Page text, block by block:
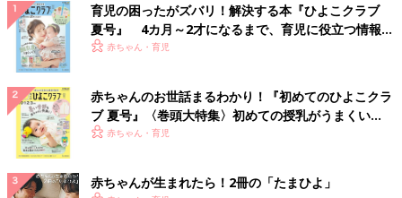
育児の困ったがズバリ！解決する本『ひよこクラブ
夏号』 4カ月～2才になるまで、育児に役立つ情報が
いっぱい！
赤ちゃん・育児
赤ちゃんのお世話まるわかり！『初めてのひよこクラ
ブ 夏号』〈巻頭大特集〉初めての授乳がうまくい
く！ おっぱい・ミルクの基本と夏のトラブル 解決テ
赤ちゃん・育児
赤ちゃんが生まれたら！2冊の「たまひよ」